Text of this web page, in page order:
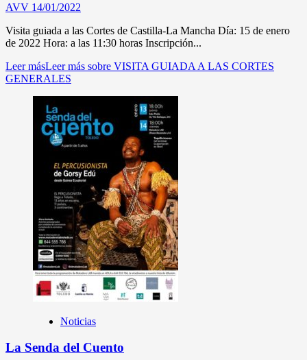
AVV 14/01/2022
Visita guiada a las Cortes de Castilla-La Mancha Día: 15 de enero
de 2022 Hora: a las 11:30 horas Inscripción...
Leer másLeer más sobre VISITA GUIADA A LAS CORTES
GENERALES
Noticias
La Senda del Cuento